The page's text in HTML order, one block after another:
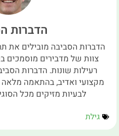
הדברות
הדברות הסביבה מובילים את
צוות של מדבירים מוסמכים
רעילות שונות. הדברות
לבעיות מזיקים מכל
גילת